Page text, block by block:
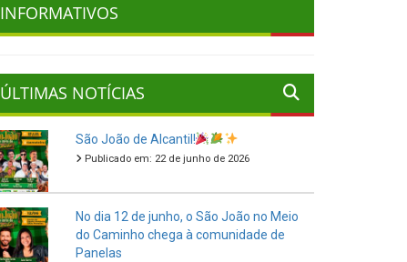
INFORMATIVOS
ÚLTIMAS NOTÍCIAS
São João de Alcantil!
Publicado em: 22 de junho de 2026
No dia 12 de junho, o São João no Meio
do Caminho chega à comunidade de
Panelas